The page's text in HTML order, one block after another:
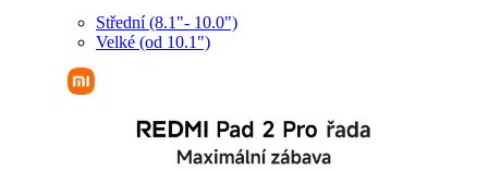
Střední (8.1"- 10.0")
Velké (od 10.1")